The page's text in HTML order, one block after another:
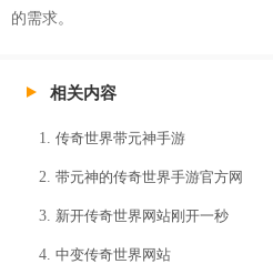
的需求。
相关内容
传奇世界带元神手游
带元神的传奇世界手游官方网
新开传奇世界网站刚开一秒
中变传奇世界网站